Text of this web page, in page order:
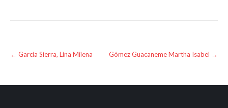
Post
navigation
← Garcia Sierra, Lina Milena Gómez Guacaneme Martha Isabel →